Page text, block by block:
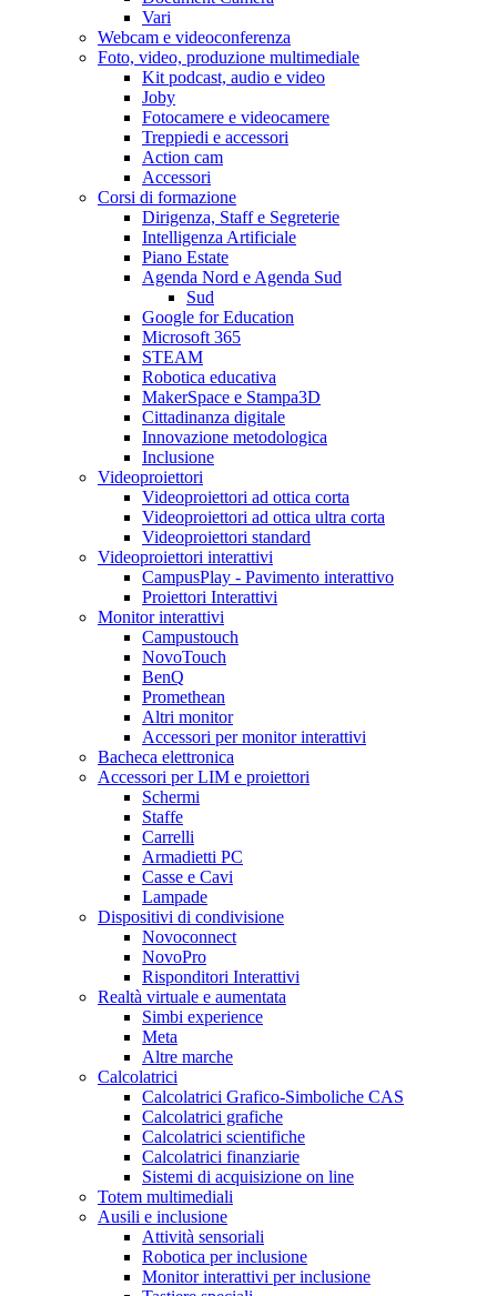
Vari
Webcam e videoconferenza
Foto, video, produzione multimediale
Kit podcast, audio e video
Joby
Fotocamere e videocamere
Treppiedi e accessori
Action cam
Accessori
Corsi di formazione
Dirigenza, Staff e Segreterie
Intelligenza Artificiale
Piano Estate
Agenda Nord e Agenda Sud
Sud
Google for Education
Microsoft 365
STEAM
Robotica educativa
MakerSpace e Stampa3D
Cittadinanza digitale
Innovazione metodologica
Inclusione
Videoproiettori
Videoproiettori ad ottica corta
Videoproiettori ad ottica ultra corta
Videoproiettori standard
Videoproiettori interattivi
CampusPlay - Pavimento interattivo
Proiettori Interattivi
Monitor interattivi
Campustouch
NovoTouch
BenQ
Promethean
Altri monitor
Accessori per monitor interattivi
Bacheca elettronica
Accessori per LIM e proiettori
Schermi
Staffe
Carrelli
Armadietti PC
Casse e Cavi
Lampade
Dispositivi di condivisione
Novoconnect
NovoPro
Risponditori Interattivi
Realtà virtuale e aumentata
Simbi experience
Meta
Altre marche
Calcolatrici
Calcolatrici Grafico-Simboliche CAS
Calcolatrici grafiche
Calcolatrici scientifiche
Calcolatrici finanziarie
Sistemi di acquisizione on line
Totem multimediali
Ausili e inclusione
Attività sensoriali
Robotica per inclusione
Monitor interattivi per inclusione